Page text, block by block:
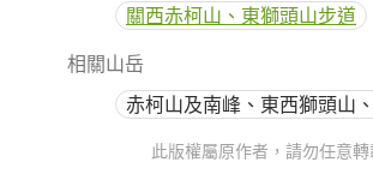
關西赤柯山、東獅頭山步道
相關山岳
赤柯山及南峰、東西獅頭山
此版權屬原作者，請勿任意